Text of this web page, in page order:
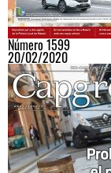
Número 1599
20/02/2020